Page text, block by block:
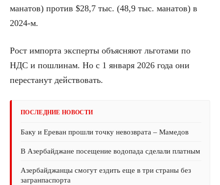
манатов) против $28,7 тыс. (48,9 тыс. манатов) в
2024-м.
Рост импорта эксперты объясняют льготами по
НДС и пошлинам. Но с 1 января 2026 года они
перестанут действовать.
ПОСЛЕДНИЕ НОВОСТИ
Баку и Ереван прошли точку невозврата – Мамедов
В Азербайджане посещение водопада сделали платным
Азербайджанцы смогут ездить еще в три страны без
загранпаспорта